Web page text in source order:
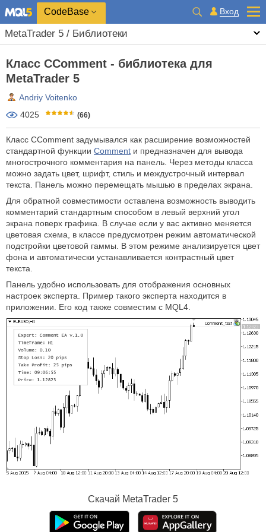
CodeBase Вход
MetaTrader 5 / Библиотеки
Класс CComment - библиотека для
MetaTrader 5
Andriy Voitenko
4025
(66)
Класс ССomment задумывался как расширение возможностей
стандартной функции Comment и предназначен для вывода
многострочного комментария на панель. Через методы класса
можно задать цвет, шрифт, стиль и междустрочный интервал
текста. Панель можно перемещать мышью в пределах экрана.
Для обратной совместимости оставлена возможность выводить
комментарий стандартным способом в левый верхний угол
экрана поверх графика. В случае если у вас активно меняется
цветовая схема, в классе предусмотрен режим автоматической
подстройки цветовой гаммы. В этом режиме анализируется цвет
фона и автоматически устанавливается контрастный цвет
текста.
Панель удобно использовать для отображения основных
настроек эксперта. Пример такого эксперта находится в
приложении. Его код также совместим с MQL4.
Скачай MetaTrader 5